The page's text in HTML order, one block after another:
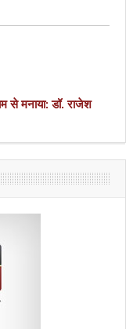
से मनाया: डॉ. राजेश